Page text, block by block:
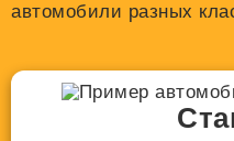
автомобили разных